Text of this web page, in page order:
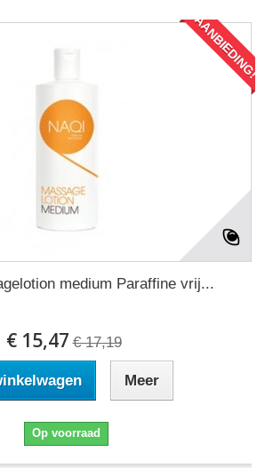
AANBIEDING!
medium Paraffine vrij...
€ 15,47 € 17,19
Meer
Op voorraad